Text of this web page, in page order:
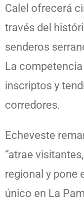
Calel ofrecerá
través del
senderos
La
inscriptos y
corredores.
Echeveste
“atrae
regional y pone
único en La